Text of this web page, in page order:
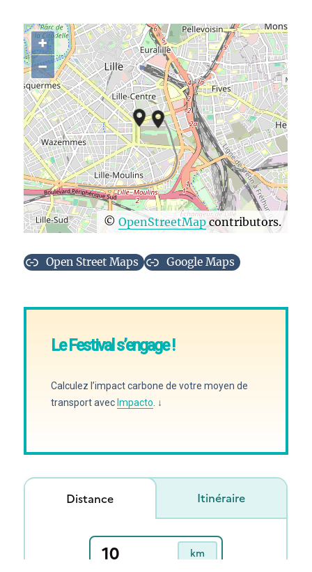
+
−
© OpenStreetMapcontributors.
Open Street Maps Google Maps
Le Festival s’engage !
Calculez l’impact carbone de votre moyen de
transport avec Impacto . ↓